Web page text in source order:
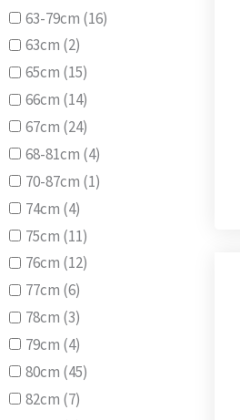
63-79cm (16)
63cm (2)
65cm (15)
66cm (14)
67cm (24)
68-81cm (4)
70-87cm (1)
74cm (4)
75cm (11)
76cm (12)
77cm (6)
78cm (3)
79cm (4)
80cm (45)
82cm (7)